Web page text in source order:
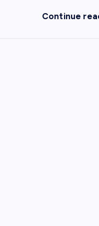
Continue